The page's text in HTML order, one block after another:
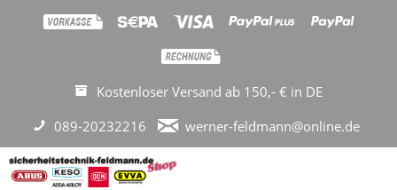
Kostenloser Versand ab 150,- € in DE
089-20232216
werner-feldmann@online.de